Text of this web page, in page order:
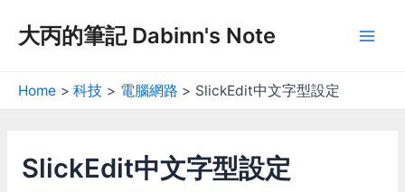
大丙的筆記 Dabinn's Note
Home 科技 電腦網路 SlickEdit中文字型設定
SlickEdit中文字型設定